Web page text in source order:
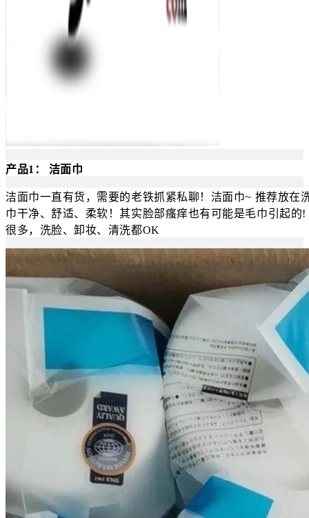
产品1： 洁面巾
洁面巾一直有货，需要的老铁抓紧私聊！洁面巾~ 推荐放
巾干净、舒适、柔软！其实脸部瘙痒也有可能是毛巾引起
很多，洗脸、卸妆、清洗都OK